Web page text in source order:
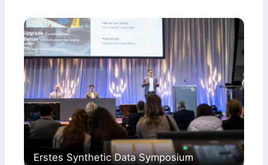
Erstes Synthetic Data Symposium